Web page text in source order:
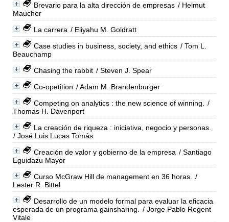
Brevario para la alta dirección de empresas / Helmut
Maucher
La carrera / Eliyahu M. Goldratt
Case studies in business, society, and ethics / Tom L.
Beauchamp
Chasing the rabbit / Steven J. Spear
Co-opetition / Adam M. Brandenburger
Competing on analytics : the new science of winning.
/
Thomas H. Davenport
La creación de riqueza : iniciativa, negocio y personas.
/ José Luis Lucas Tomás
Creación de valor y gobierno de la empresa / Santiago
Eguidazu Mayor
Curso McGraw Hill de management en 36 horas.
/
Lester R. Bittel
Desarrollo de un modelo formal para evaluar la eficacia
esperada de un programa gainsharing.
/ Jorge Pablo Regent
Vitale